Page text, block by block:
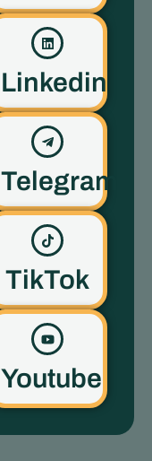
Linkedin
Telegram
TikTok
Youtube